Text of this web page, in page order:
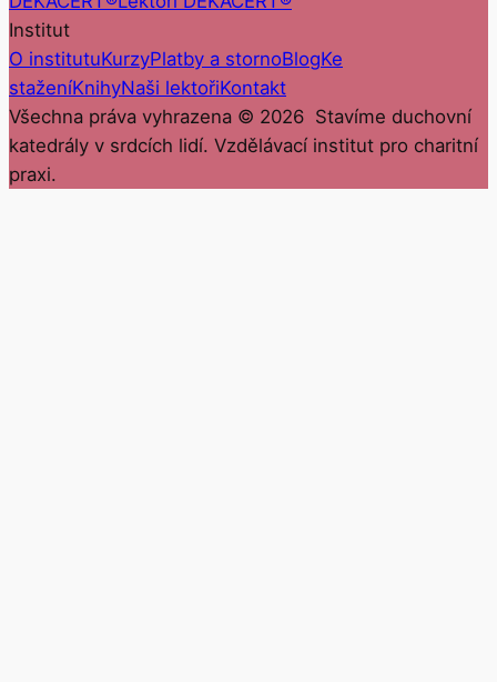
Institut
O institutuKurzyPlatby a stornoBlogKe
staženíKnihyNaši lektořiKontakt
Všechna práva vyhrazena © 2026 Stavíme duchovní
katedrály v srdcích lidí. Vzdělávací institut pro charitní
praxi.